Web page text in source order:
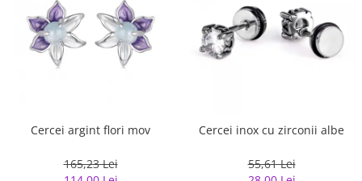
Cercei argint flori mov
165,23 Lei
Cercei inox cu zirconii albe
55,61 Lei